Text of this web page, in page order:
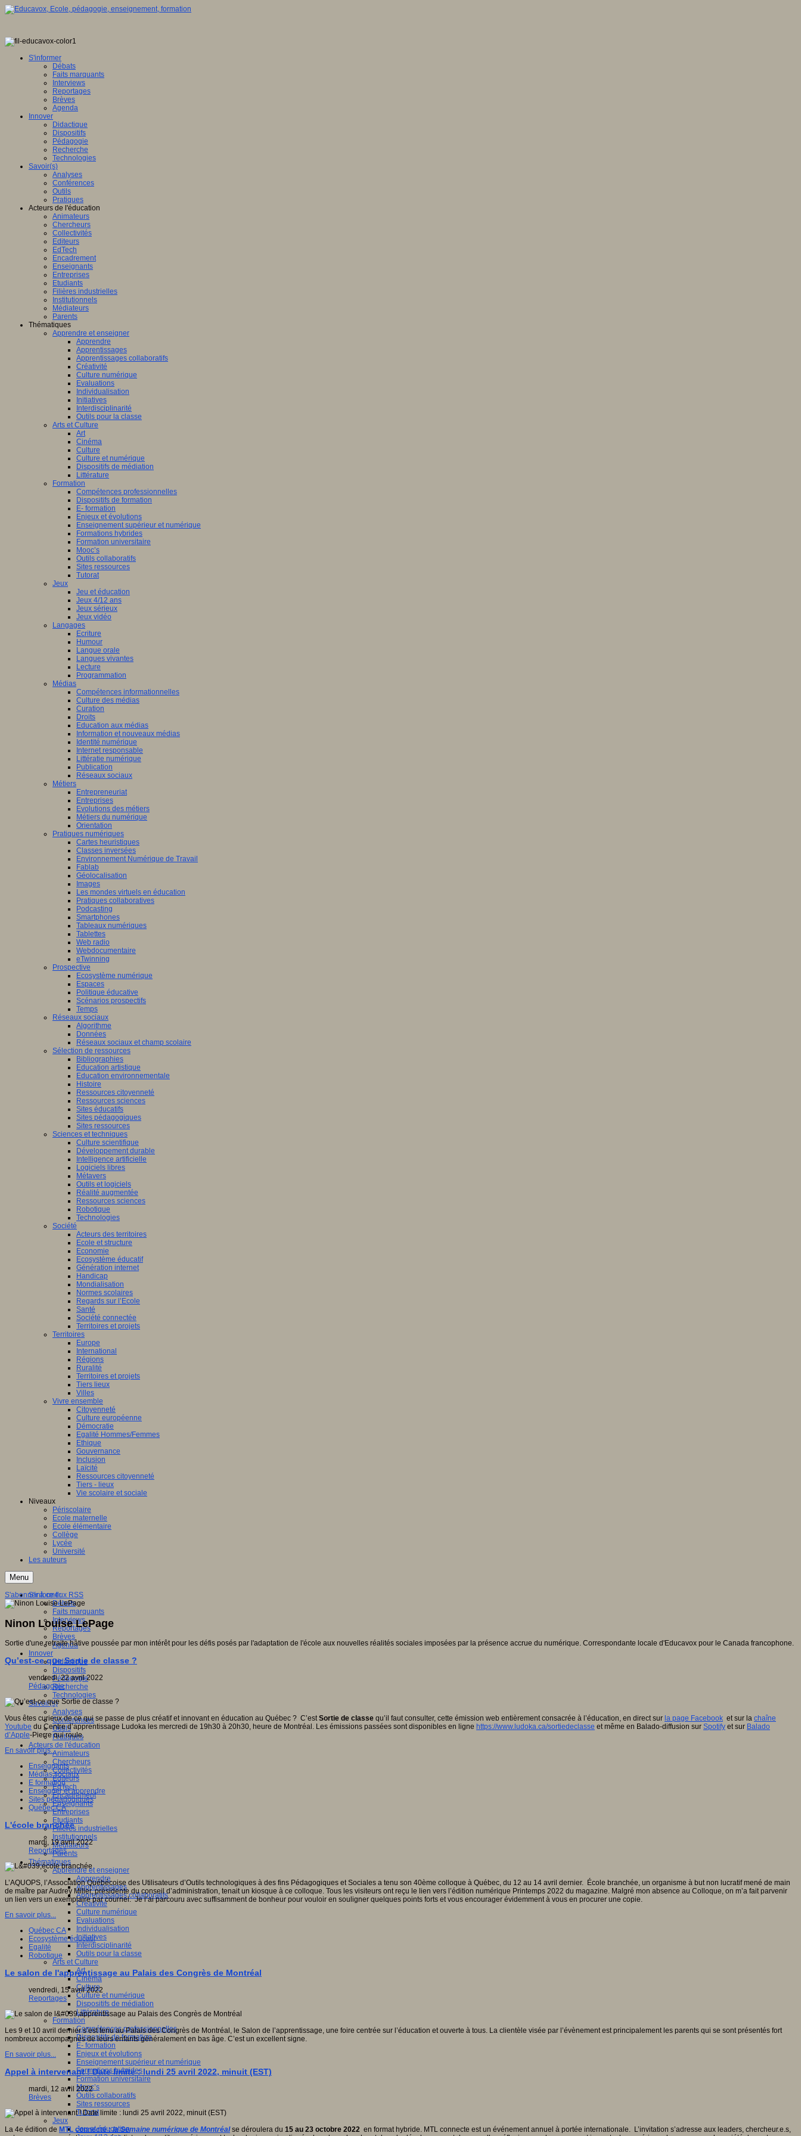
S'informer
Débats
Faits marquants
Interviews
Reportages
Brèves
Agenda
Innover
Didactique
Dispositifs
Pédagogie
Recherche
Technologies
Savoir(s)
Analyses
Conférences
Outils
Pratiques
Acteurs de l'éducation
Animateurs
Chercheurs
Collectivités
Editeurs
EdTech
Encadrement
Enseignants
Entreprises
Etudiants
Filières industrielles
Institutionnels
Médiateurs
Parents
Thématiques
Apprendre et enseigner
Apprendre
Apprentissages
Apprentissages collaboratifs
Créativité
Culture numérique
Evaluations
Individualisation
Initiatives
Interdisciplinarité
Outils pour la classe
Arts et Culture
Art
Cinéma
Culture
Culture et numérique
Dispositifs de médiation
Littérature
Formation
Compétences professionnelles
Dispositifs de formation
E- formation
Enjeux et évolutions
Enseignement supérieur et numérique
Formations hybrides
Formation universitaire
Mooc’s
Outils collaboratifs
Sites ressources
Tutorat
Jeux
Jeu et éducation
Jeux 4/12 ans
Jeux sérieux
Jeux vidéo
Langages
Ecriture
Humour
Langue orale
Langues vivantes
Lecture
Programmation
Médias
Compétences informationnelles
Culture des médias
Curation
Droits
Education aux médias
Information et nouveaux médias
Identité numérique
Internet responsable
Littératie numérique
Publication
Réseaux sociaux
Métiers
Entrepreneuriat
Entreprises
Evolutions des métiers
Métiers du numérique
Orientation
Pratiques numériques
Cartes heuristiques
Classes inversées
Environnement Numérique de Travail
Fablab
Géolocalisation
Images
Les mondes virtuels en éducation
Pratiques collaboratives
Podcasting
Smartphones
Tableaux numériques
Tablettes
Web radio
Webdocumentaire
eTwinning
Prospective
Ecosystème numérique
Espaces
Politique éducative
Scénarios prospectifs
Temps
Réseaux sociaux
Algorithme
Données
Réseaux sociaux et champ scolaire
Sélection de ressources
Bibliographies
Education artistique
Education environnementale
Histoire
Ressources citoyenneté
Ressources sciences
Sites éducatifs
Sites pédagogiques
Sites ressources
Sciences et techniques
Culture scientifique
Développement durable
Intelligence artificielle
Logiciels libres
Métavers
Outils et logiciels
Réalité augmentée
Ressources sciences
Robotique
Technologies
Société
Acteurs des territoires
Ecole et structure
Economie
Ecosystème éducatif
Génération internet
Handicap
Mondialisation
Normes scolaires
Regards sur l’Ecole
Santé
Société connectée
Territoires et projets
Territoires
Europe
International
Régions
Ruralité
Territoires et projets
Tiers lieux
Villes
Vivre ensemble
Citoyenneté
Culture européenne
Démocratie
Egalité Hommes/Femmes
Ethique
Gouvernance
Inclusion
Laïcité
Ressources citoyenneté
Tiers - lieux
Vie scolaire et sociale
Niveaux
Périscolaire
Ecole maternelle
Ecole élémentaire
Collège
Lycée
Université
Les auteurs
Menu
S'informer
Débats
Faits marquants
Interviews
Reportages
Brèves
Agenda
Innover
Didactique
Dispositifs
Pédagogie
Recherche
Technologies
Savoir(s)
Analyses
Conférences
Outils
Pratiques
Acteurs de l'éducation
Animateurs
Chercheurs
Collectivités
Editeurs
EdTech
Encadrement
Enseignants
Entreprises
Etudiants
Filières industrielles
Institutionnels
Médiateurs
Parents
Thématiques
Apprendre et enseigner
Apprendre
Apprentissages
Apprentissages collaboratifs
Créativité
Culture numérique
Evaluations
Individualisation
Initiatives
Interdisciplinarité
Outils pour la classe
Arts et Culture
Art
Cinéma
Culture
Culture et numérique
Dispositifs de médiation
Littérature
Formation
Compétences professionnelles
Dispositifs de formation
E- formation
Enjeux et évolutions
Enseignement supérieur et numérique
Formations hybrides
Formation universitaire
Mooc’s
Outils collaboratifs
Sites ressources
Tutorat
Jeux
Jeu et éducation
S'abonner à ce flux RSS
Ninon Louise LePage
Sortie d'une retraite hâtive poussée par mon intérêt pour les défis posés par l'adaptation de l'école aux nouvelles réalités sociales imposées par la présence accrue du numérique. Correspondante locale d'Educavox pour le Canada francophone.
Qu’est-ce que Sortie de classe ?
vendredi, 22 avril 2022
Pédagogie
Vous êtes curieux de ce qui se passe de plus créatif et innovant en éducation au Québec ? C’estSortie de classe qu’il faut consulter, cette émission web entièrement consacrée à l’éducation, en direct sur la page Facebook et sur la chaîne
Youtube du Centre d’apprentissage Ludoka les mercredi de 19h30 à 20h30, heure de Montréal. Les émissions passées sont disponibles en ligne https://www.ludoka.ca/sortiedeclasse et même en Balado-diffusion sur Spotify et sur Balado
d’Apple-Pierre qui roule.
En savoir plus...
Enseignants
Médias sociaux
E formation
Enseigner et apprendre
Sites pédagogiques
Québec CA
L'école branchée
mardi, 19 avril 2022
Reportages
L’AQUOPS, l’Association Québécoise des Utilisateurs d’Outils technologiques à des fins Pédagogiques et Sociales a tenu son 40ème colloque à Québec, du 12 au 14 avril dernier. École branchée, un organisme à but non lucratif mené de main
de maître par Audrey Miller, présidente du conseil d’administration, tenait un kiosque à ce colloque. Tous les visiteurs ont reçu le lien vers l’édition numérique Printemps 2022 du magazine. Malgré mon absence au Colloque, on m’a fait parvenir
un lien vers un exemplaire par courriel. Je l’ai parcouru avec suffisamment de bonheur pour vouloir en souligner quelques points forts et vous encourager évidemment à vous en procurer une copie.
En savoir plus...
Québec CA
Ecosystème éducatif
Egalité
Robotique
Le salon de l'apprentissage au Palais des Congrès de Montréal
vendredi, 15 avril 2022
Reportages
Les 9 et 10 avril dernier s’est tenu au Palais des Congrès de Montréal, le Salon de l’apprentissage, une foire centrée sur l’éducation et ouverte à tous. La clientèle visée par l’évènement est principalement les parents qui se sont présentés fort
nombreux accompagnés de leurs enfants généralement en bas âge. C’est un excellent signe.
En savoir plus...
Appel à intervenant ! Date limite : lundi 25 avril 2022, minuit (EST)
mardi, 12 avril 2022
Brèves
La 4e édition de MTL connecte :la Semaine numérique de Montréal se déroulera du 15 au 23 octobre 2022 en format hybride. MTL connecte est un événement annuel à portée internationale. L’invitation s’adresse aux leaders, chercheur.e.s,